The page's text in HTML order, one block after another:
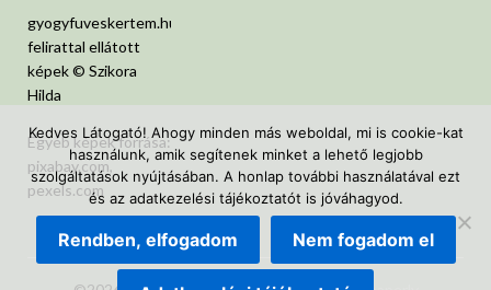
gyogyfuveskertem.hu
felirattal ellátott
képek © Szikora
Hilda
Egyéb képek forrása:
pixabay.com,
pexels.com
Kedves Látogató! Ahogy minden más weboldal, mi is cookie-kat
használunk, amik segítenek minket a lehető legjobb
szolgáltatások nyújtásában. A honlap további használatával ezt
és az adatkezelési tájékoztatót is jóváhagyod.
Rendben, elfogadom Nem fogadom el